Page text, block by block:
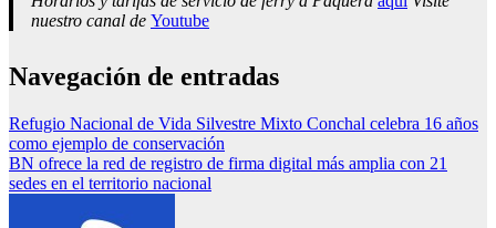
nuestro canal de Youtube
Navegación de entradas
Refugio Nacional de Vida Silvestre Mixto Conchal celebra 16 años
como ejemplo de conservación
BN ofrece la red de registro de firma digital más amplia con 21
sedes en el territorio nacional